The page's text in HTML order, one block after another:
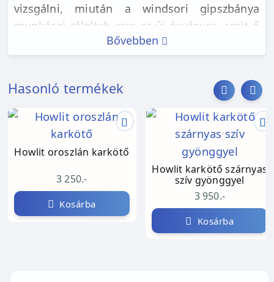
vizsgálni, miután a windsori gipszbánya
munkásai ráleltek erre az új ásványra, amit ő
szilícium-boro-kalcitnak nevezett el. Az
amerikai James Dwight minerológus nevezte
el végül howlitnak, tudóstársa tiszteletére.
Könnyű felismerni jellegzetes márványos
külsejéről: hófehér vagy elefántcsont színű,
szürke erezettel. Érdekes tulajdonsága, hogy
nagyon jól magába szívja a festékanyagokat,
ezért tulajdonképpen bármilyen
színárnyalatban találkozhatunk vele az
ékszeriparban (a nálunk található howlitok
festetlenek).
Bővebben
Hasonló termékek
Howlit oroszlán karkötő
3 250.-
Kosárba
Howlit karkötő szárnyas
szív gyönggyel
3 950.-
Kosárba